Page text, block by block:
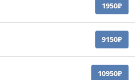
1950₽
9150₽
10950₽